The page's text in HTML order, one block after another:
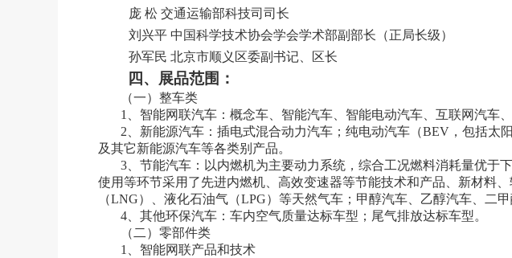
庞 松 交通运输部科技司司长
刘兴平 中国科学技术协会学会学术部副部长（正局长级）
孙军民 北京市顺义区委副书记、区长
四、展品范围：
（一）整车类
1、智能网联汽车：概念车、智能汽车、智能电动汽车、互联网汽车
2、新能源汽车：插电式混合动力汽车；纯电动汽车（BEV，包括
及其它新能源汽车等各类别产品。
3、节能汽车：以内燃机为主要动力系统，综合工况燃料消耗量优于
使用等环节采用了先进内燃机、高效变速器等节能技术和产品、新材料
（LNG）、液化石油气（LPG）等天然气车；甲醇汽车、乙醇汽车、二
4、其他环保汽车：车内空气质量达标车型；尾气排放达标车型。
（二）零部件类
1、智能网联产品和技术